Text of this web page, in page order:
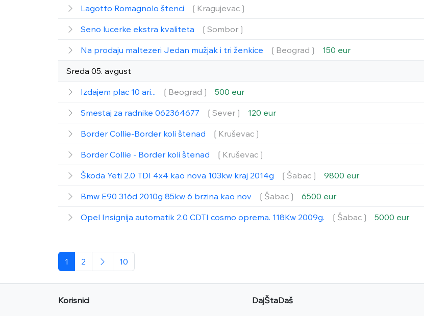
Lagotto Romagnolo štenci ❲Kragujevac❳
Seno lucerke ekstra kvaliteta ❲Sombor❳
Na prodaju maltezeri Jedan mužjak i tri ženkice ❲Beograd❳ 150 eur
Sreda 05. avgust
Izdajem plac 10 ari... ❲Beograd❳ 500 eur
Smestaj za radnike 062364677 ❲Sever❳ 120 eur
Border Collie-Border koli štenad ❲Kruševac❳
Border Collie - Border koli štenad ❲Kruševac❳
Škoda Yeti 2.0 TDI 4x4 kao nova 103kw kraj 2014g ❲Šabac❳ 9800 eur
Bmw E90 316d 2010g 85kw 6 brzina kao nov ❲Šabac❳ 6500 eur
Opel Insignija automatik 2.0 CDTI cosmo oprema. 118Kw 2009g. ❲Šabac❳ 5000 eur
1 2 10
Korisnici
DajŠtaDaš